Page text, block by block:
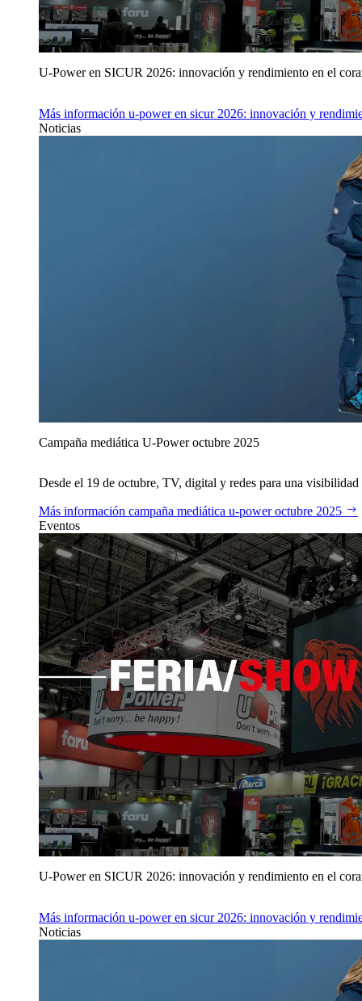
U‑Power en SICUR 2026: innovación y rendimiento en el
Más información u‑power en sicur 2026: innovación y
Noticias
Campaña mediática U‑Power octubre 2025
Desde el 19 de octubre, TV, digital y redes para una
Más información campaña mediática u‑power octubre 2025
Eventos
U‑Power en SICUR 2026: innovación y rendimiento en el
Más información u‑power en sicur 2026: innovación y
Noticias